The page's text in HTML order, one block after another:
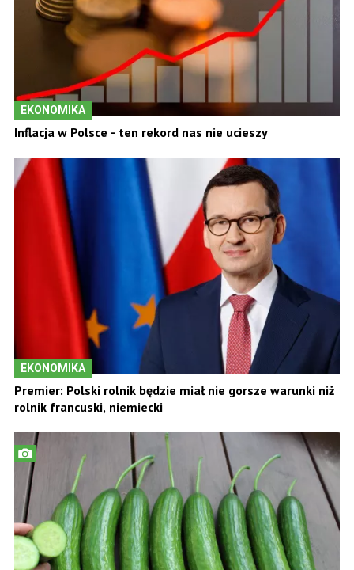
EKONOMIKA
Inflacja w Polsce - ten rekord nas nie ucieszy
EKONOMIKA
Premier: Polski rolnik będzie miał nie gorsze warunki niż
rolnik francuski, niemiecki